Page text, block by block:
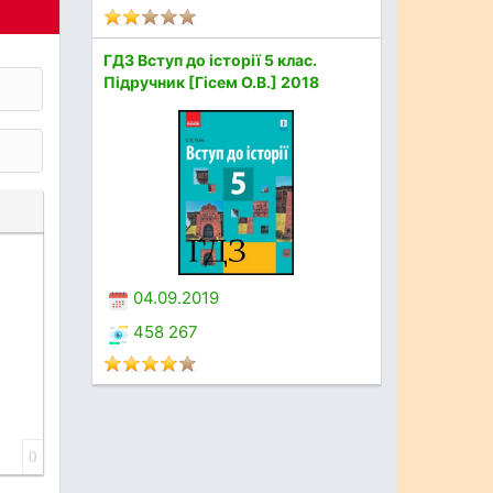
0
ГДЗ Вступ до історії 5 клас.
Підручник [Гісем О.В.] 2018
04.09.2019
458 267